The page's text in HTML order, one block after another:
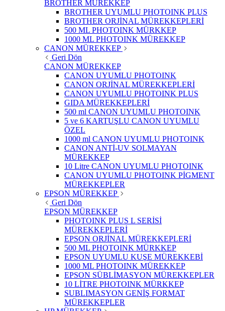
BROTHER MÜREKKEP
BROTHER UYUMLU PHOTOINK PLUS
BROTHER ORJİNAL MÜREKKEPLERİ
500 ML PHOTOINK MÜRKKEP
1000 ML PHOTOINK MÜREKKEP
CANON MÜREKKEP
Geri Dön
CANON MÜREKKEP
CANON UYUMLU PHOTOINK
CANON ORJİNAL MÜREKKEPLERİ
CANON UYUMLU PHOTOINK PLUS
GIDA MÜREKKEPLERİ
500 ml CANON UYUMLU PHOTOINK
5 ve 6 KARTUŞLU CANON UYUMLU
ÖZEL
1000 ml CANON UYUMLU PHOTOINK
CANON ANTİ-UV SOLMAYAN
MÜREKKEP
10 Litre CANON UYUMLU PHOTOINK
CANON UYUMLU PHOTOINK PİGMENT
MÜREKKEPLER
EPSON MÜREKKEP
Geri Dön
EPSON MÜREKKEP
PHOTOINK PLUS L SERİSİ
MÜREKKEPLERİ
EPSON ORJİNAL MÜREKKEPLERİ
500 ML PHOTOINK MÜRKKEP
EPSON UYUMLU KUŞE MÜREKKEBİ
1000 ML PHOTOINK MÜREKKEP
EPSON SÜBLİMASYON MÜREKKEPLER
10 LİTRE PHOTOINK MÜRKKEP
SUBLIMASYON GENİŞ FORMAT
MÜREKKEPLER